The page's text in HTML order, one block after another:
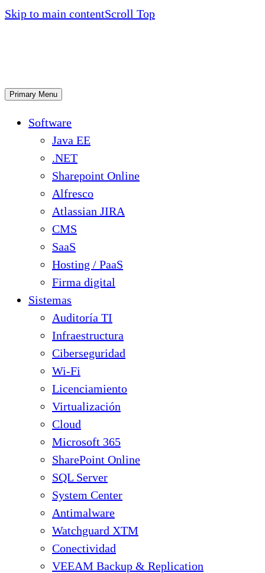
Skip to main contentScroll Top
Primary Menu
Software
Java EE
.NET
Sharepoint Online
Alfresco
Atlassian JIRA
CMS
SaaS
Hosting / PaaS
Firma digital
Sistemas
Auditoría TI
Infraestructura
Ciberseguridad
Wi-Fi
Licenciamiento
Virtualización
Cloud
Microsoft 365
SharePoint Online
SQL Server
System Center
Antimalware
Watchguard XTM
Conectividad
VEEAM Backup & Replication